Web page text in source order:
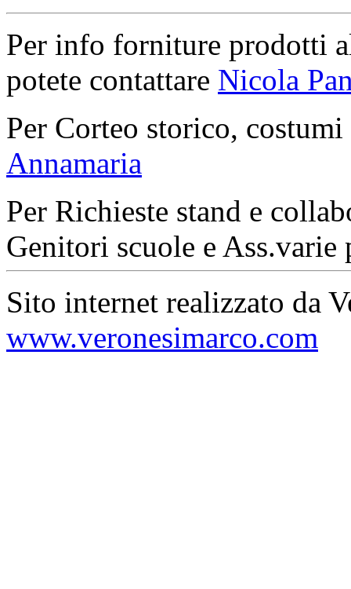
Per info forniture prodotti
potete contattare Nicola
Per Corteo storico,
Annamaria
Per Richieste stand e
Genitori scuole e Ass.varie
Sito internet realizzato da
www.veronesimarco.com